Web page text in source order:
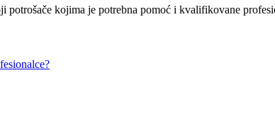
potrošače kojima je potrebna pomoć i kvalifikovane